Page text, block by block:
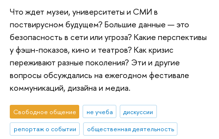
Что ждет музеи, университеты и СМИ в
поствирусном будущем? Большие данные — это
безопасность в сети или угроза? Какие перспективы
у фэшн-показов, кино и театров? Как кризис
переживают разные поколения? Эти и другие
вопросы обсуждались на ежегодном фестивале
коммуникаций, дизайна и медиа.
Свободное общение не учеба
дискуссии
репортаж о событии
общественная деятельность